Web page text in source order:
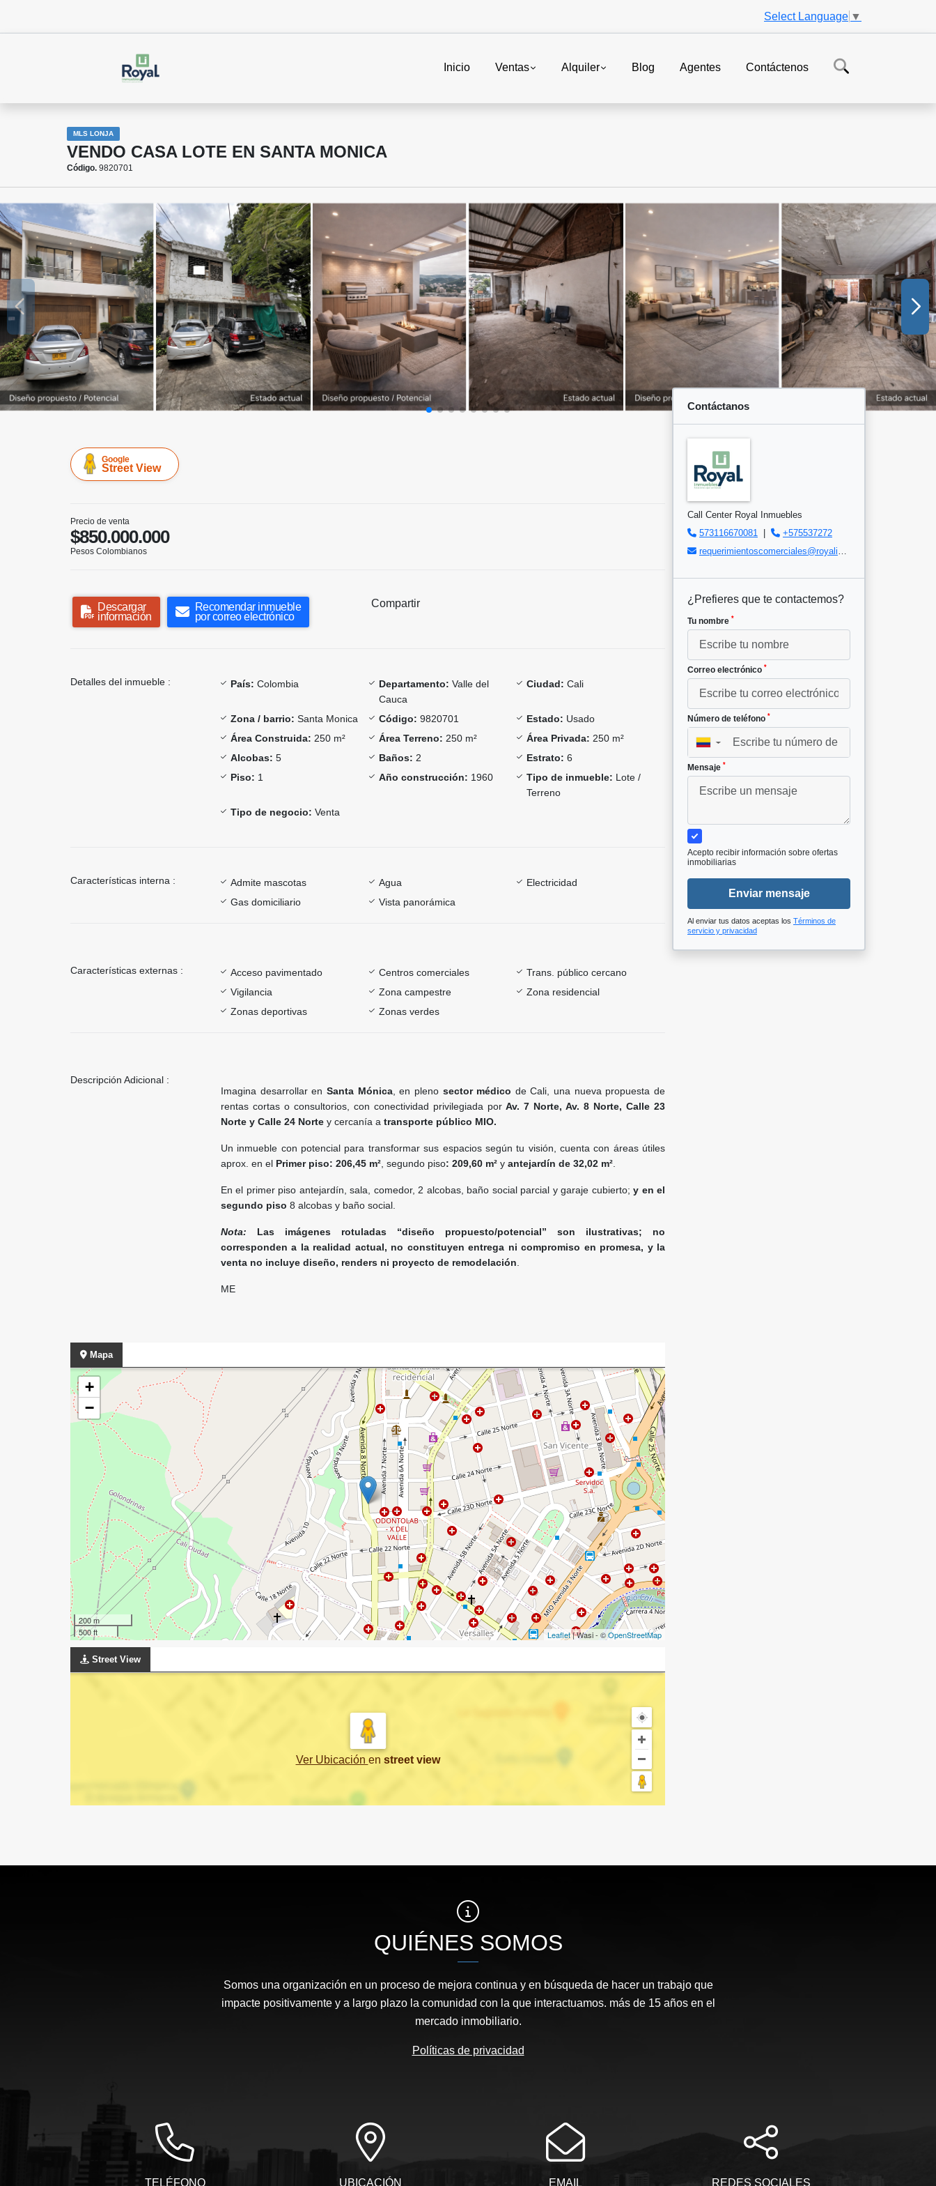
Select Language ▼
Inicio Ventas Alquiler Blog Agentes Contáctenos
MLS LONJA
VENDO CASA LOTE EN SANTA MONICA
Código. 9820701
Google
Street View
Precio de venta
$850.000.000
Pesos Colombianos
Descargar
información
Recomendar inmueble
por correo electrónico
Compartir
Detalles del inmueble : País: Colombia Departamento: Valle del
Cauca
Ciudad: Cali
Zona / barrio: Santa Monica Código: 9820701 Estado: Usado
Área Construida: 250 m² Área Terreno: 250 m² Área Privada: 250 m²
Alcobas: 5 Baños: 2 Estrato: 6
Piso: 1 Año construcción: 1960 Tipo de inmueble: Lote /
Terreno
Tipo de negocio: Venta
Características interna : Admite mascotas Agua
Electricidad
Gas domiciliario
Vista panorámica
Características externas : Acceso pavimentado Centros comerciales
Trans. público cercano
Vigilancia
Zona campestre
Zona residencial
Zonas deportivas
Zonas verdes
Descripción Adicional :
Imagina desarrollar en Santa Mónica, en pleno sector médico de Cali, una nueva propuesta de
rentas cortas o consultorios, con conectividad privilegiada porAv. 7 Norte, Av. 8 Norte, Calle 23
Norte y Calle 24 Norte y cercanía a transporte público MIO.
Un inmueble con potencial para transformar sus espacios según tu visión, cuenta con áreas útiles
aprox. en el Primer piso: 206,45 m² , segundo piso: 209,60 m² y antejardín de 32,02 m²
En el primer piso antejardín, sala, comedor, 2 alcobas, baño social parcial y garaje cubierto;y en el
segundo piso 8 alcobas y baño social.
Nota: Las imágenes rotuladas “diseño propuesto/potencial” son ilustrativas; no
corresponden a la realidad actual, no constituyen entrega ni compromiso en promesa, y la
venta no incluye diseño, renders ni proyecto de remodelación
ME
Mapa
+
−
200 m
500 ft
Leaflet| Wasi - ©OpenStreetMap
Street View
Ver Ubicación en street view
Contáctanos
Call Center Royal Inmuebles
573116670081
|
+575537272
requerimientoscomerciales@royalinmuebles.com
¿Prefieres que te contactemos?
Tu nombre *
Correo electrónico *
Número de teléfono *
▼
Mensaje *
Acepto recibir información sobre ofertas
inmobiliarias
Enviar mensaje
Al enviar tus datos aceptas los Términos de
servicio y privacidad
QUIÉNES SOMOS
Somos una organización en un proceso de mejora continua y en búsqueda de hacer un trabajo que
impacte positivamente y a largo plazo la comunidad con la que interactuamos. más de 15 años en el
mercado inmobiliario.
Políticas de privacidad
TELÉFONO UBICACIÓN EMAIL REDES SOCIALES